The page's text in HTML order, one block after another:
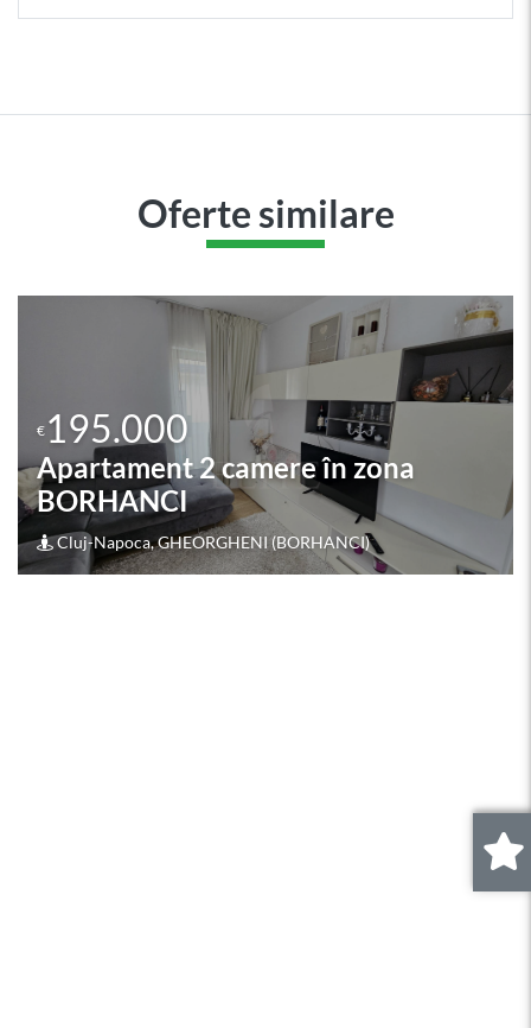
Oferte similare
€ 195.000
Apartament 2 camere în zona
BORHANCI
Cluj-Napoca, GHEORGHENI (BORHANCI)